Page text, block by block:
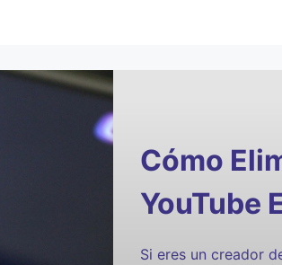
Cómo
YouTube
Si eres un creador